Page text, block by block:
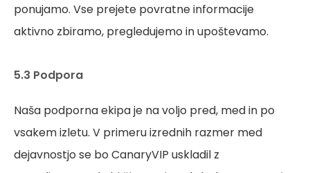
ponujamo. Vse prejete povratne informacije
aktivno zbiramo, pregledujemo in upoštevamo.
5.3 Podpora
Naša podporna ekipa je na voljo pred, med in po
vsakem izletu. V primeru izrednih razmer med
dejavnostjo se bo CanaryVIP uskladil z